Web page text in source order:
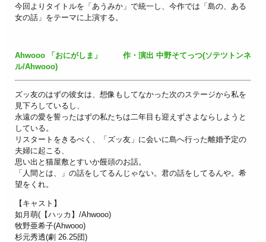
今回よりタイトルを「あうみか」で統一し、今作では「島の、ある
女の話」をテーマに上演する。
Ahwooo 「おにがしま」 作・演出 中野そてっつ(ソテツトンネ
ル/Ahwooo)
ズッ友のはずの彼女は、想像もしてなかった次のステージから私を
見下ろしているし、
永遠の愛を誓ったはずの私たちは二年目も迎えずさよならしようと
している。
リスタートをきるべく、「ズッ友」に会いに島へ行った離婚予定の
夫婦に起こる、
思い出と猫屋敷とすいか饅頭のお話。
「人間とは、」の話をしてるんじゃない。君の話をしてるんや。希
望をくれ。
【キャスト】
如月萌(【ハッカ】/Ahwooo)
牧野亜希子(Ahwooo)
杉元秀透(劇 26.25団)